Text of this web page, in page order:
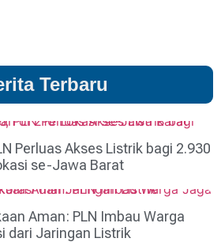
Terbaru
Perluas Akses Listrik bagi 2.930
se-Jawa Barat
Aman: PLN Imbau Warga
dari Jaringan Listrik